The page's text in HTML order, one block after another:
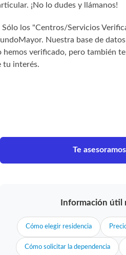
¡No lo dudes y llámanos!
Sólo los "Centros/Servicios
Nuestra base de
hemos verificado, pero también
tu interés.
Te
Información útil
Cómo elegir residencia
Cómo solicitar la dependencia